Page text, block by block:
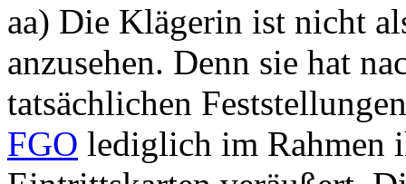
aa) Die Klägerin ist nicht
anzusehen. Denn sie hat
tatsächlichen
FGO lediglich im Rahmen